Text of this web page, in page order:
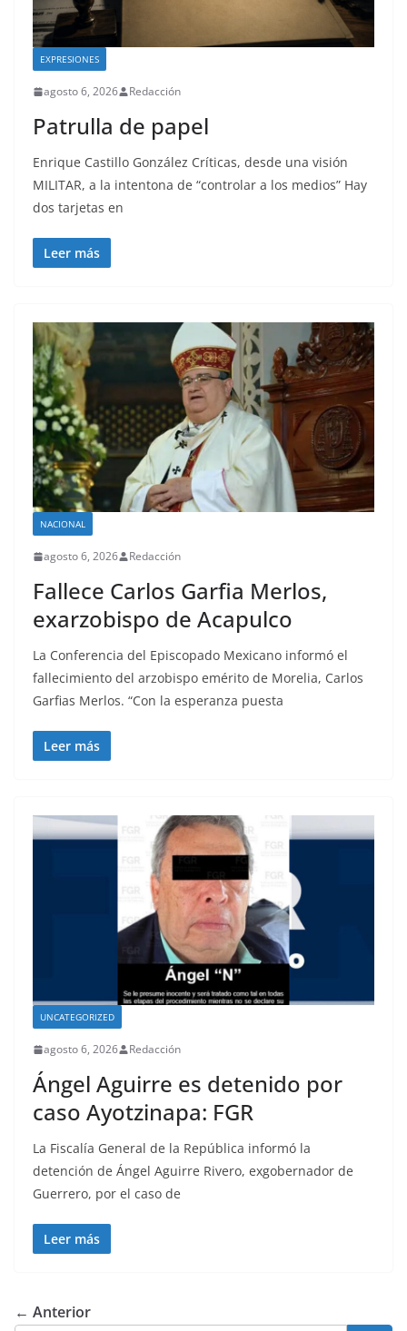
EXPRESIONES
agosto 6, 2026 Redacción
Patrulla de papel
Enrique Castillo González Críticas, desde una visión
MILITAR, a la intentona de “controlar a los medios” Hay
dos tarjetas en
Leer más
NACIONAL
agosto 6, 2026 Redacción
Fallece Carlos Garfia Merlos,
exarzobispo de Acapulco
La Conferencia del Episcopado Mexicano informó el
fallecimiento del arzobispo emérito de Morelia, Carlos
Garfias Merlos. “Con la esperanza puesta
Leer más
UNCATEGORIZED
agosto 6, 2026 Redacción
Ángel Aguirre es detenido por
caso Ayotzinapa: FGR
La Fiscalía General de la República informó la
detención de Ángel Aguirre Rivero, exgobernador de
Guerrero, por el caso de
Leer más
← Anterior